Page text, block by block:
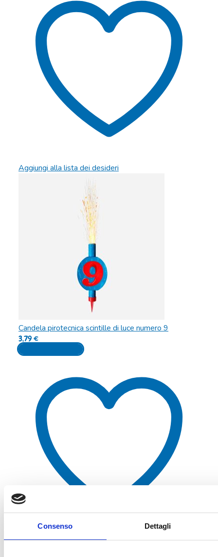
Consenso Dettagli
Aggiungi alla lista dei desideri
Candela pirotecnica scintille di luce numero 9
3,79€
Aggiungi al carrello